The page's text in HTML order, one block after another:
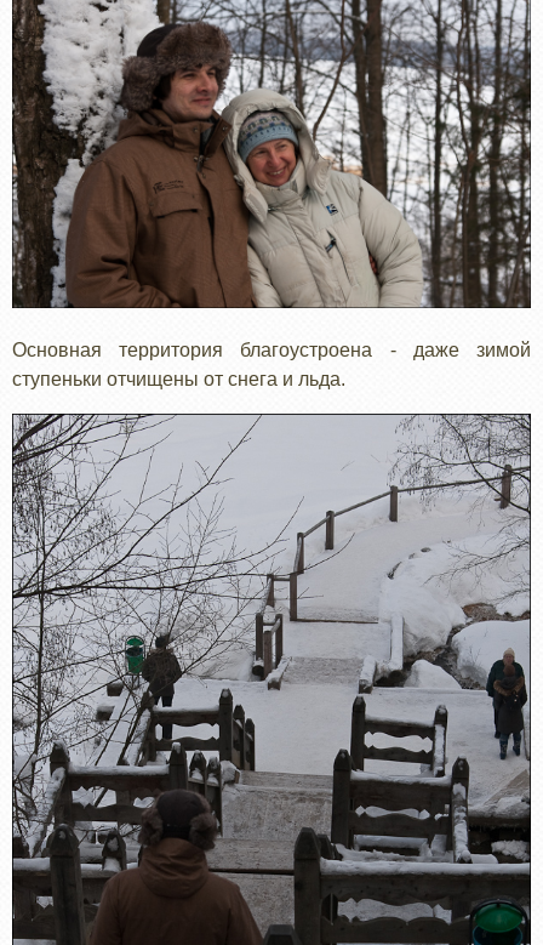
Основная территория благоустроена - даже зимой
ступеньки отчищены от снега и льда.